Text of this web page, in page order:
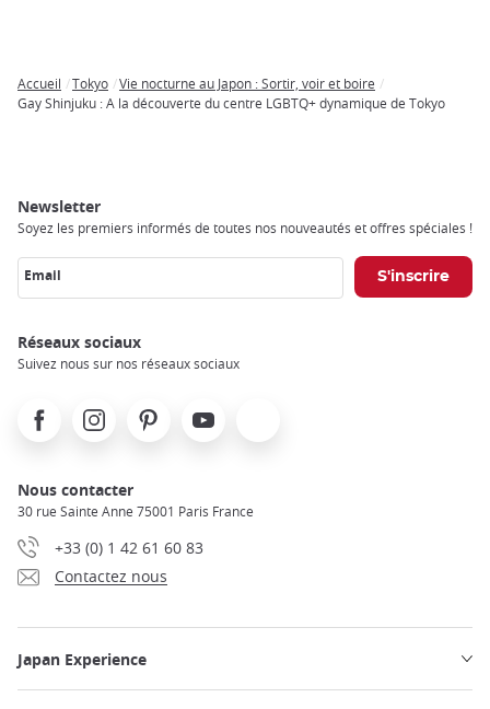
Breadcrumb
Accueil Tokyo
Vie nocturne au Japon : Sortir, voir et boire
Gay Shinjuku : A la découverte du centre LGBTQ+ dynamique de Tokyo
Newsletter
Soyez les premiers informés de toutes nos nouveautés et offres spéciales !
Email
Réseaux sociaux
Suivez nous sur nos réseaux sociaux
FacebookInstagramPinterest Youtube
Nous contacter
30 rue Sainte Anne 75001 Paris France
+33 (0) 1 42 61 60 83
Contactez nous
Japan Experience